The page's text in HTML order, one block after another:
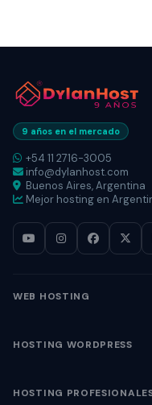
9 años en el mercado
+54 11 2716-3005
info@dylanhost.com
Buenos Aires, Argentina
Mejor hosting en
WEB HOSTING
HOSTING WORDPRESS
HOSTING